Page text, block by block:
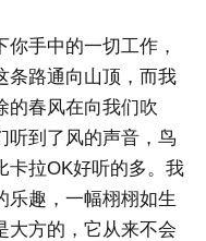
手中的一切工作，
条路通向山顶，而我
的春风在向我们吹
听到了风的声音，鸟
卡拉OK好听的多。我
乐趣，一幅栩栩如生
大方的，它从来不会